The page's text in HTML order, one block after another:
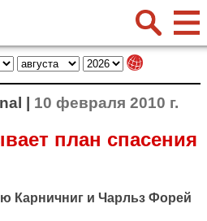
| 10 февраля 2010 г.
план спасения
Карничниг и Чарльз Форей